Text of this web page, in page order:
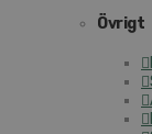
Övrigt